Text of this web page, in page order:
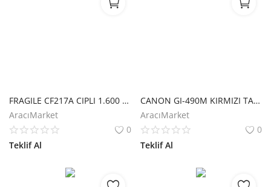
FRAGILE CF217A CIPLI 1.600 SAYFA
AracıMarket
0
Teklif Al
CANON GI-490M KIRMIZI TANK KARTUS 7.000 SAYFA
AracıMarket
0
Teklif Al